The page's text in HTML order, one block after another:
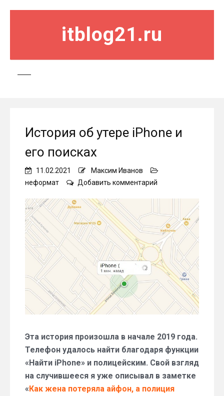
itblog21.ru
История об утере iPhone и
его поисках
11.02.2021
Максим Иванов
неформат
Добавить комментарий
утере
iPhone
и
его
поисках
Эта история произошла в начале 2019 года.
Телефон удалось найти благодаря функции
«Найти iPhone» и полицейским. Свой взгляд
на случившееся я уже описывал в заметке
«Как жена потеряла айфон, а полиция